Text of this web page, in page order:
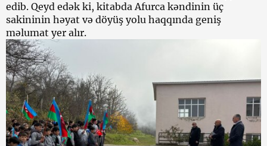
edib. Qeyd edək ki, kitabda Afurca kəndinin üç
sakininin həyat və döyüş yolu haqqında geniş
məlumat yer alır.